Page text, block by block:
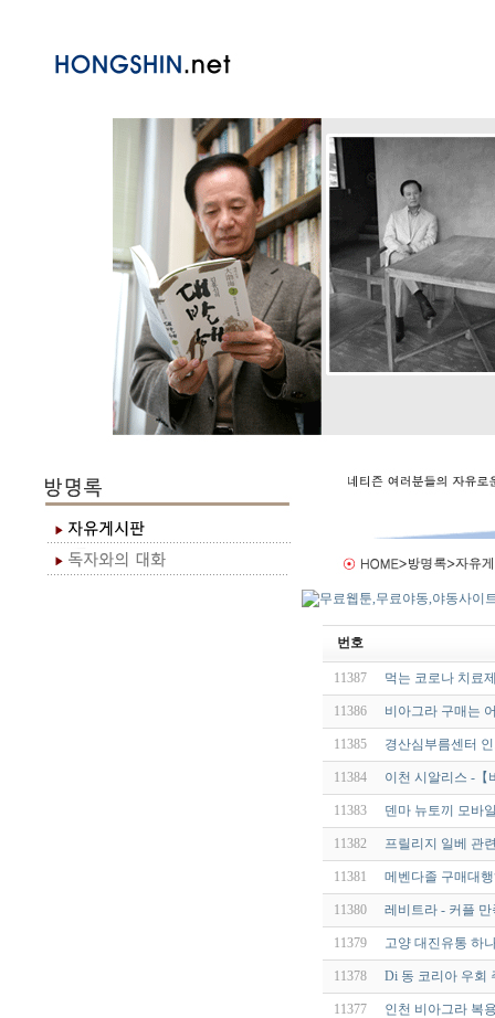
번호
11387 먹는 코로나 치료
11386 비아그라 구매는
11385 경산심부름센터
11384 이천 시알리스 -
11383 덴마 뉴토끼 모바
11382 프릴리지 일베 관
11381 메벤다졸 구매대
11380 레비트라 - 커플
11379 고양 대진유통 하
11378 Di 동 코리아 우회
11377 인천 비아그라 복